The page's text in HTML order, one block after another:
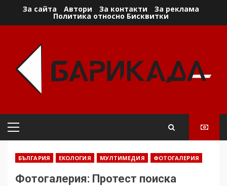
За сайта Автори За контакти За реклама
Политика относно Бисквитки
Primary
БЪЛГАРИЯ ЕКОЛОГИЯ МУЛТИМЕДИЯ ФОТОГАЛЕРИЯ
Фотогалерия: Протест поиска